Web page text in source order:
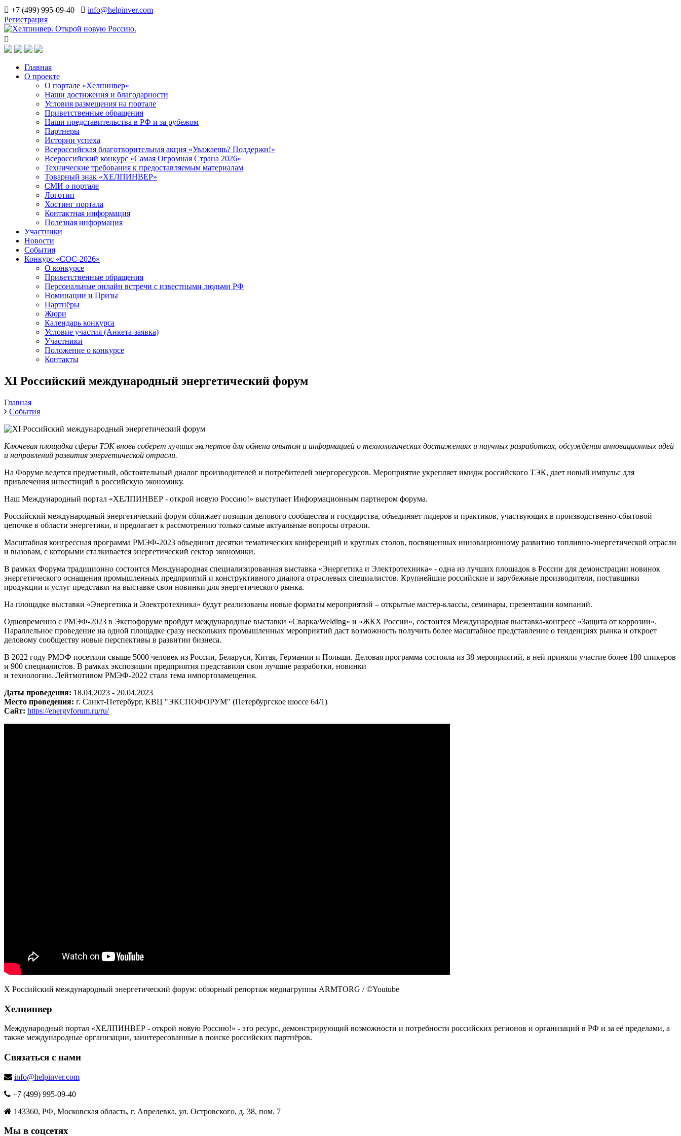
+7 (499) 995-09-40
info@helpinver.com
Регистрация
Главная
О проекте
О портале «Хелпинвер»
Наши достижения и благодарности
Условия размещения на портале
Приветственные обращения
Наши представительства в РФ и за рубежом
Партнеры
Истории успеха
Всероссийская благотворительная акция «Уважаешь? Поддержи!»
Всероссийский конкурс «Самая Огромная Страна 2026»
Технические требования к предоставляемым материалам
Товарный знак «ХЕЛПИНВЕР»
СМИ о портале
Логотип
Хостинг портала
Контактная информация
Полезная информация
Участники
Новости
События
Конкурс «СОС-2026»
О конкурсе
Приветственные обращения
Персональные онлайн встречи с известными людьми РФ
Номинации и Призы
Партнёры
Жюри
Календарь конкурса
Условие участия (Анкета-заявка)
Участники
Положение о конкурсе
Контакты
XI Российский международный энергетический форум
Главная
События
Ключевая площадка сферы ТЭК вновь соберет лучших экспертов для обмена опытом и информацией о технологических достижениях и научных разработках, обсуждения инновационных идей
и направлений развития энергетической отрасли.
На Форуме ведется предметный, обстоятельный диалог производителей и потребителей энергоресурсов. Мероприятие укрепляет имидж российского ТЭК, дает новый импульс для
привлечения инвестиций в российскую экономику.
Наш Международный портал «ХЕЛПИНВЕР - открой новую Россию!» выступает Информационным партнером форума.
Российский международный энергетический форум сближает позиции делового сообщества и государства, объединяет лидеров и практиков, участвующих в производственно-сбытовой
цепочке в области энергетики, и предлагает к рассмотрению только самые актуальные вопросы отрасли.
Масштабная конгрессная программа РМЭФ-2023 объединит десятки тематических конференций и круглых столов, посвященных инновационному развитию топливно-энергетической отрасли
и вызовам, с которыми сталкивается энергетический сектор экономики.
В рамках Форума традиционно состоится Международная специализированная выставка «Энергетика и Электротехника» - одна из лучших площадок в России для демонстрации новинок
энергетического оснащения промышленных предприятий и конструктивного диалога отраслевых специалистов. Крупнейшие российские и зарубежные производители, поставщики
продукции и услуг представят на выставке свои новинки для энергетического рынка.
На площадке выставки «Энергетика и Электротехника» будут реализованы новые форматы мероприятий – открытые мастер-классы, семинары, презентации компаний.
Одновременно с РМЭФ-2023 в Экспофоруме пройдут международные выставки «Сварка/Welding» и «ЖКХ России», состоится Международная выставка-конгресс «Защита от коррозии».
Параллельное проведение на одной площадке сразу нескольких промышленных мероприятий даст возможность получить более масштабное представление о тенденциях рынка и откроет
деловому сообществу новые перспективы в развитии бизнеса.
В 2022 году РМЭФ посетили свыше 5000 человек из России, Беларуси, Китая, Германии и Польши. Деловая программа состояла из 38 мероприятий, в ней приняли участие более 180 спикеров
и 900 специалистов. В рамках экспозиции предприятия представили свои лучшие разработки, новинки
и технологии. Лейтмотивом РМЭФ-2022 стала тема импортозамещения.
Даты проведения: 18.04.2023 - 20.04.2023
Место проведения: г. Санкт-Петербург, КВЦ "ЭКСПОФОРУМ" (Петербургское шоссе 64/1)
Сайт: https://energyforum.ru/ru/
X Российский международный энергетический форум: обзорный репортаж медиагруппы ARMTORG / ©Youtube
Хелпинвер
Международный портал «ХЕЛПИНВЕР - открой новую Россию!» - это ресурс, демонстрирующий возможности и потребности российских регионов и организаций в РФ и за её пределами, а
также международные организации, заинтересованные в поиске российских партнёров.
Связаться с нами
info@helpinver.com
+7 (499) 995-09-40
143360, РФ, Московская область, г. Апрелевка, ул. Островского, д. 38, пом. 7
Мы в соцсетях